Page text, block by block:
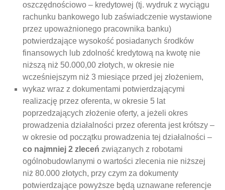
oszczędnościowo – kredytowej (tj. wydruk z wyciągu
rachunku bankowego lub zaświadczenie wystawione
przez upoważnionego pracownika banku)
potwierdzające wysokość posiadanych środków
finansowych lub zdolność kredytową na kwotę nie
niższą niż 50.000,00 złotych, w okresie nie
wcześniejszym niż 3 miesiące przed jej złożeniem,
wykaz wraz z dokumentami potwierdzającymi
realizację przez oferenta, w okresie 5 lat
poprzedzających złożenie oferty, a jeżeli okres
prowadzenia działalności przez oferenta jest krótszy –
w okresie od początku prowadzenia tej działalności –
co najmniej 2 zleceń związanych z robotami
ogólnobudowlanymi o wartości zlecenia nie niższej
niż 80.000 złotych, przy czym za dokumenty
potwierdzające powyższe będą uznawane referencje